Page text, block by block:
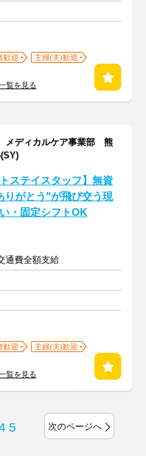
歓迎
主婦(夫)歓迎
覧を見る
メディカルケア事業部 熊
トステイスタッフ】無資
りがとう"が飛び交う現
・固定シフトOK
通費全額支給
歓迎
主婦(夫)歓迎
覧を見る
5 次のページへ